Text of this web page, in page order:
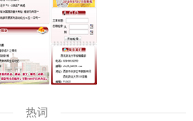
是推动广大干部大学习、大练兵、大
科级干部搭建了学习、交流和展示的
部的理论素养、专业能力与综合素
干事创业、争先创优的工作热情。
我审视契机。让我清晰看到了自己的
热词